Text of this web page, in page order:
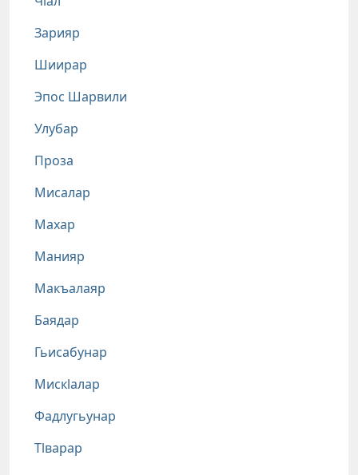
Зарияр
Шиирар
Эпос Шарвили
Улубар
Проза
Мисалар
Махар
Манияр
Макъалаяр
Баядар
Гьисабунар
Мискlалар
Фадлугьунар
Тlварар